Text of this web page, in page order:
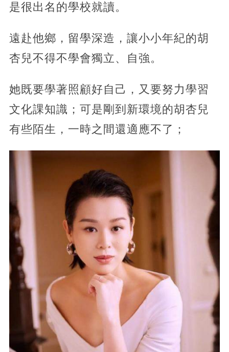
是很出名的學校就讀。
遠赴他鄉，留學深造，讓小小年紀的胡
杏兒不得不學會獨立、自強。
她既要學著照顧好自己，又要努力學習
文化課知識；可是剛到新環境的胡杏兒
有些陌生，一時之間還適應不了；